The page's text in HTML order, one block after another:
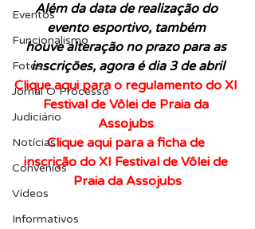
Eventos
Funcionalismo
Fotos
Jornal O Processo
Judiciário
Notícias
Convênios
Vídeos
Informativos
Além da data de realização do
evento esportivo, também
houve alteração no prazo para as
inscrições, agora é dia 3 de abril
Clique aqui para o regulamento do XI
Festival de Vôlei de Praia da
Assojubs
Clique aqui para a ficha de
inscrição do XI Festival de Vôlei de
Praia da Assojubs